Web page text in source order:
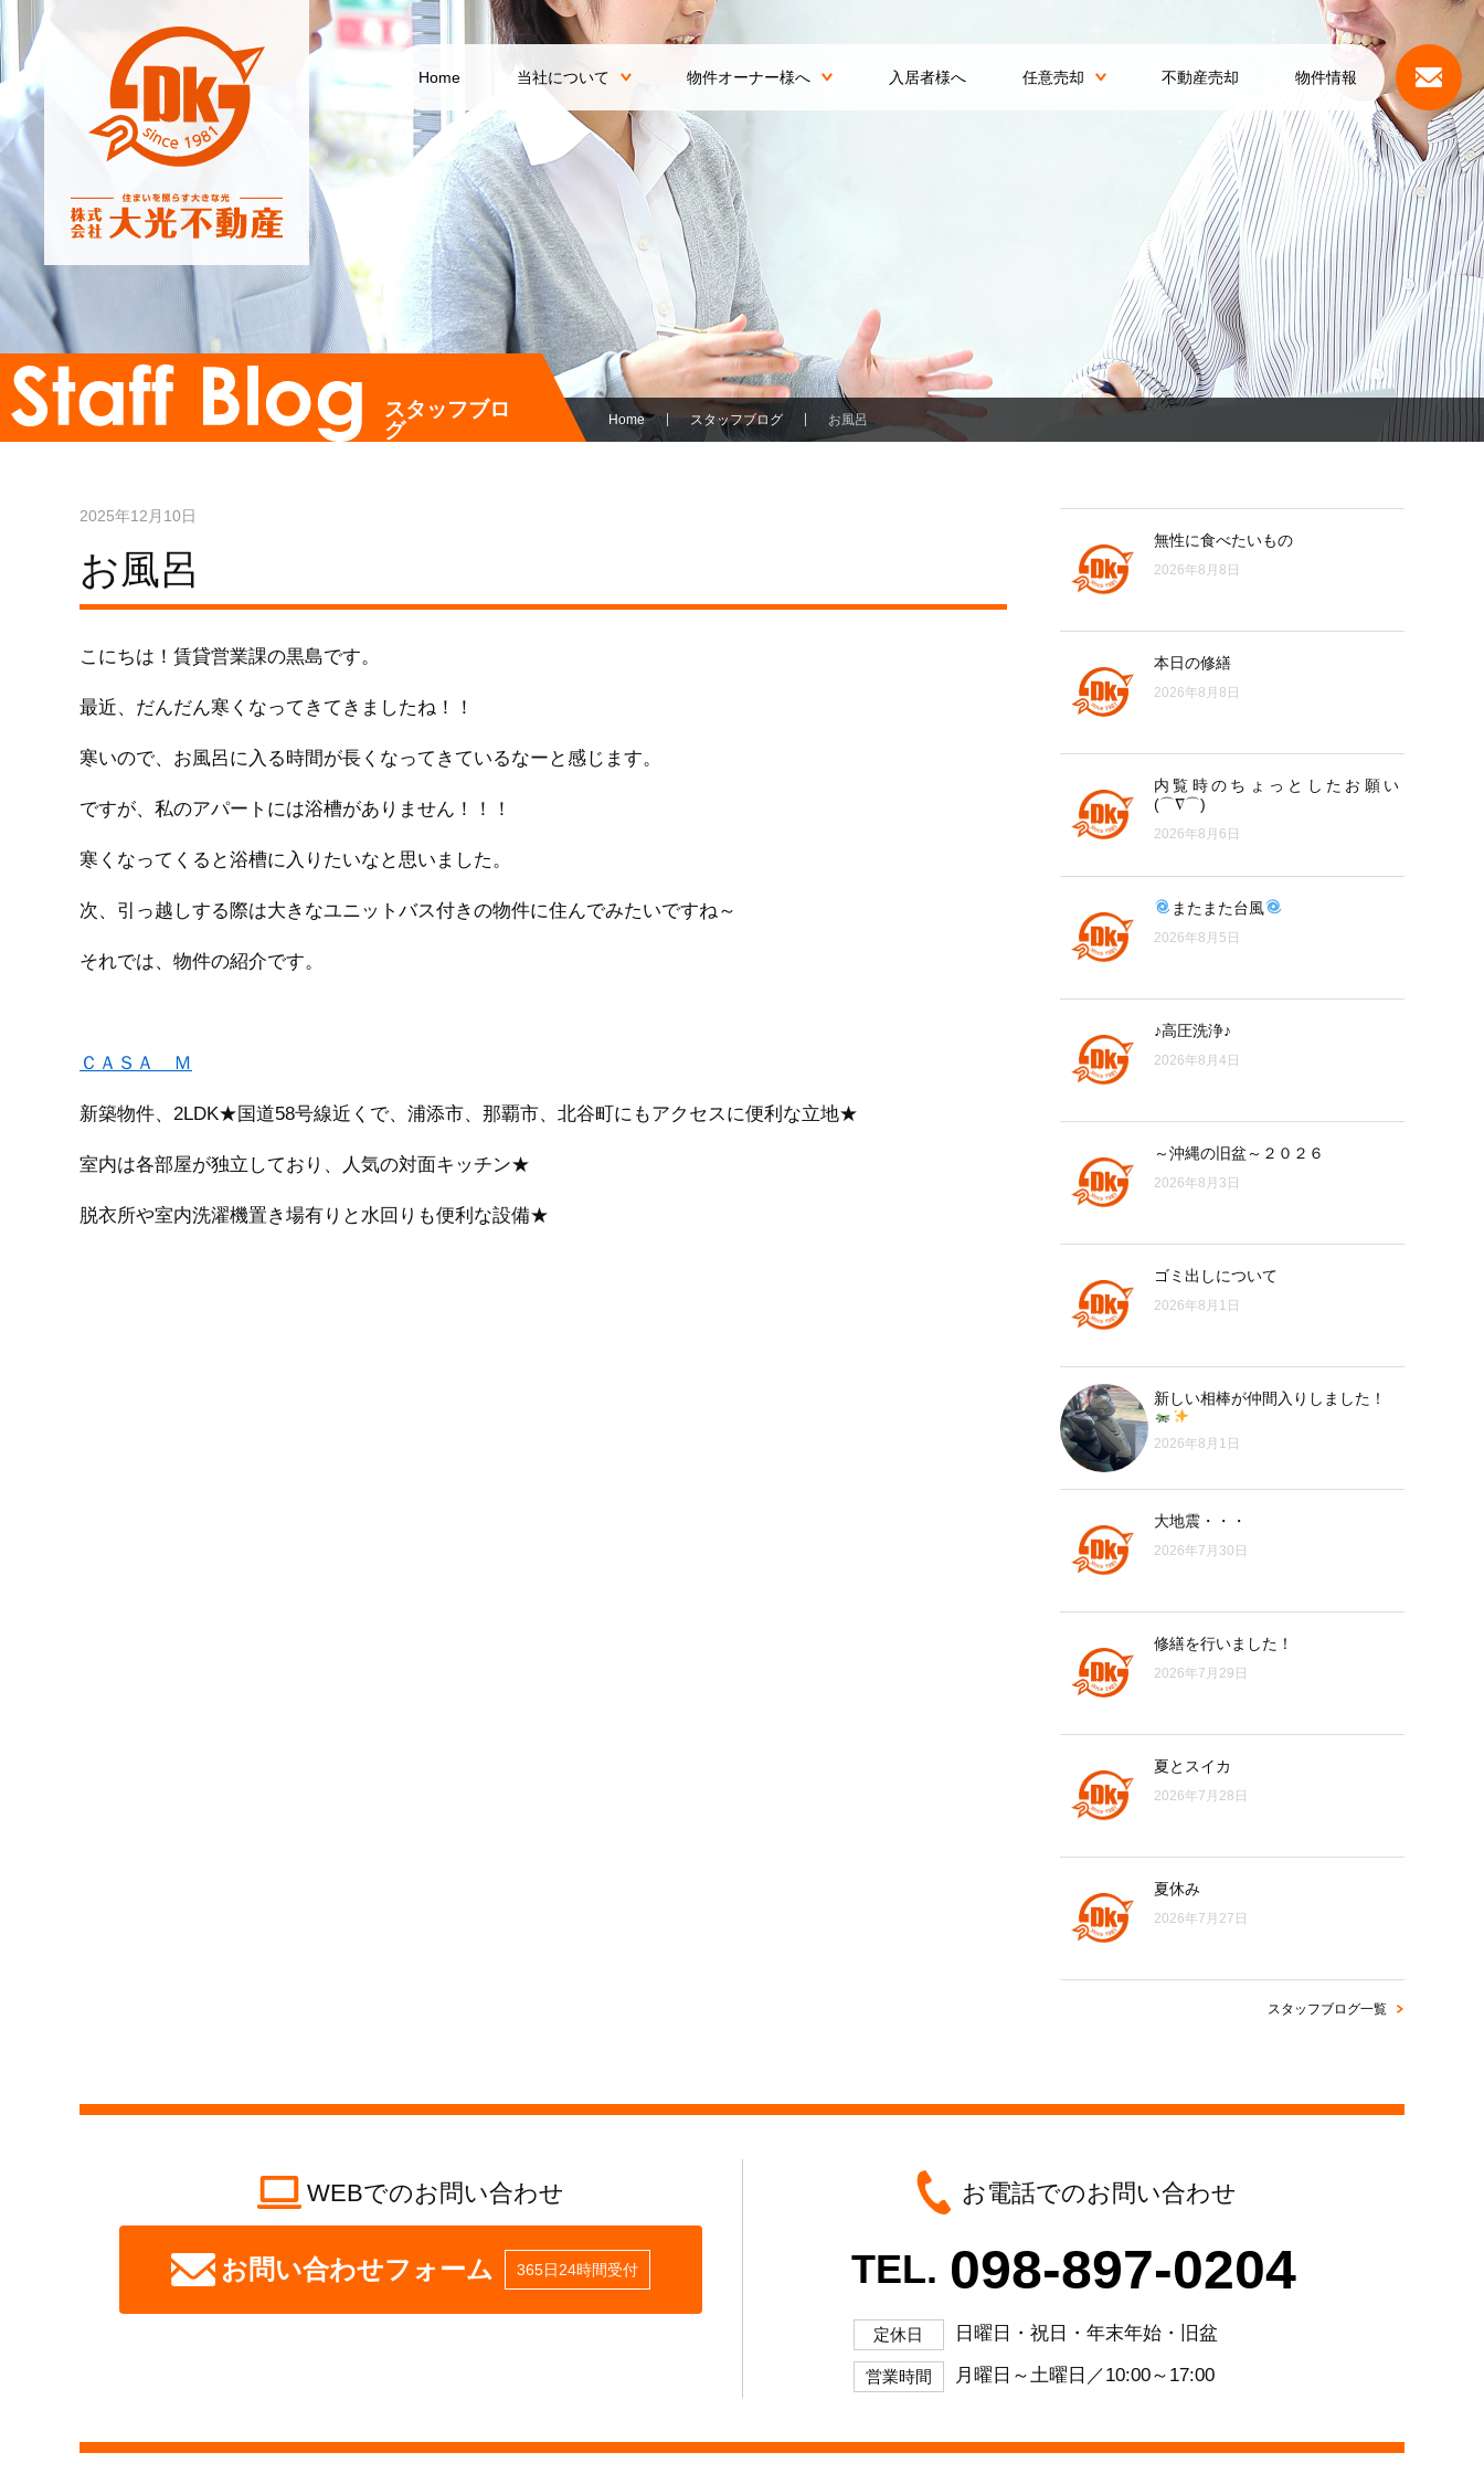
Home 当社について 物件オーナー様へ 入居者様へ 任意売却 不動産売却 物件情報
スタッフブロ
グ
Home スタッフブログ お風呂
2025年12月10日
お風呂
こにちは！賃貸営業課の黒島です。
最近、だんだん寒くなってきてきましたね！！
寒いので、お風呂に入る時間が長くなってきているなーと感じます。
ですが、私のアパートには浴槽がありません！！！
寒くなってくると浴槽に入りたいなと思いました。
次、引っ越しする際は大きなユニットバス付きの物件に住んでみたいですね～
それでは、物件の紹介です。
ＣＡＳＡ Ｍ
新築物件、2LDK★国道58号線近くで、浦添市、那覇市、北谷町にもアクセスに便利な立地★
室内は各部屋が独立しており、人気の対面キッチン★
脱衣所や室内洗濯機置き場有りと水回りも便利な設備★
無性に食べたいもの
2026年8月8日
本日の修繕
2026年8月8日
内覧時のちょっとしたお願い
(⌒∇⌒)
2026年8月6日
またまた台風
2026年8月5日
♪高圧洗浄♪
2026年8月4日
～沖縄の旧盆～２０２６
2026年8月3日
ゴミ出しについて
2026年8月1日
新しい相棒が仲間入りしました！
2026年8月1日
大地震・・・
2026年7月30日
修繕を行いました！
2026年7月29日
夏とスイカ
2026年7月28日
夏休み
2026年7月27日
スタッフブログ一覧
WEBでのお問い合わせ
お問い合わせフォーム 365日24時間受付
お電話でのお問い合わせ
TEL. 098-897-0204
定休日 日曜日・祝日・年末年始・旧盆
営業時間 月曜日～土曜日／10:00～17:00